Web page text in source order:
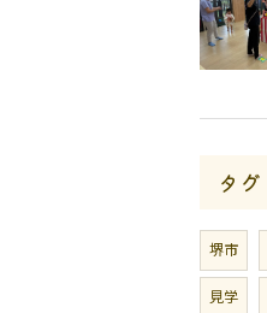
タグ
堺市
見学